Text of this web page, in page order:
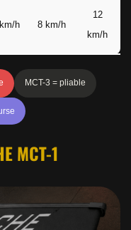
h 8 km/h
12
km/h
MCT-3 = pliable
MCT-1